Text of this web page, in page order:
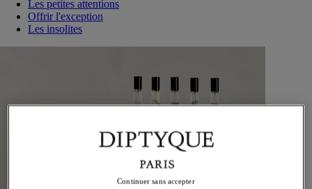
Les petites attentions
Offrir l'exception
Les insolites
Continuer sans accepter